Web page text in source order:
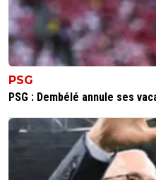
PSG
PSG : Dembélé annule ses